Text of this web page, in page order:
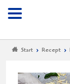
Meny
Start Recept